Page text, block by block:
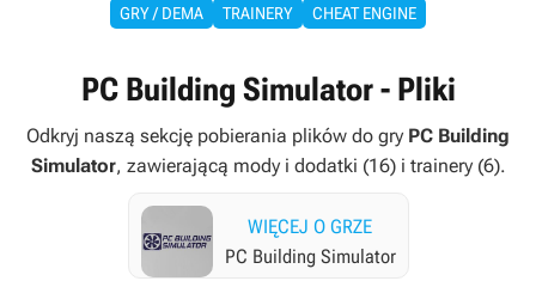
GRY / DEMA
TRAINERY CHEAT ENGINE
PC Building Simulator - Pliki
Odkryj naszą sekcję pobierania plików do gry PC Building
Simulator, zawierającą mody i dodatki (16) i trainery (6).
WIĘCEJ O GRZE
PC Building Simulator